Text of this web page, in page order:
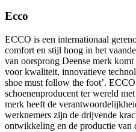
Ecco
ECCO is een internationaal
comfort en stijl hoog in het
van oorsprong Deense merk
voor kwaliteit, innovatieve
shoe must follow the foot’.
schoenenproducent ter wereld
merk heeft de
werknemers zijn de drijvende
ontwikkeling en de productie van